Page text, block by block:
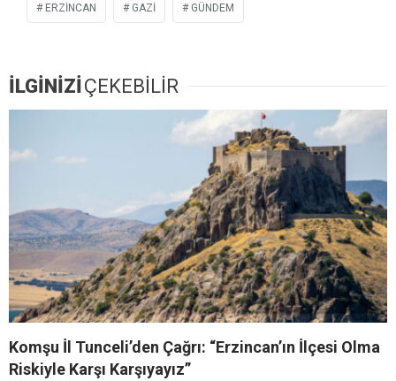
ERZINCAN GAZI GÜNDEM
İLGİNİZİÇEKEBİLİR
Komşu İl Tunceli’den Çağrı: “Erzincan’ın İlçesi Olma
Riskiyle Karşı Karşıyayız”